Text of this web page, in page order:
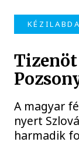
KÉZILABDA
A magyar
nyert
harmadik